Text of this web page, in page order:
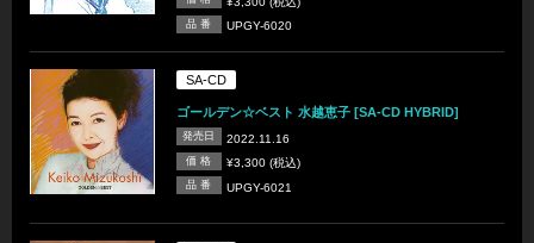
品 番 UPGY-6020
SA-CD
ゴールデン☆ベスト 水越恵子 [SA-CD HYBRID]
発売日 2022.11.16
価 格 ¥3,300 (税込)
品 番 UPGY-6021